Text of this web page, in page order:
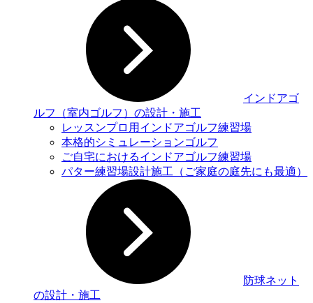
インドアゴ
ルフ（室内ゴルフ）の設計・施工
レッスンプロ用インドアゴルフ練習場
本格的シミュレーションゴルフ
ご自宅におけるインドアゴルフ練習場
パター練習場設計施工（ご家庭の庭先にも最適）
防球ネット
の設計・施工